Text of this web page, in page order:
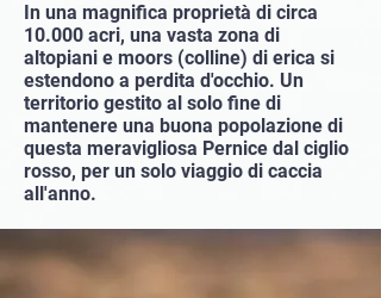
In una magnifica proprietà di circa
10.000 acri, una vasta zona di
altopiani e moors (colline) di erica si
estendono a perdita d'occhio. Un
territorio gestito al solo fine di
mantenere una buona popolazione di
questa meravigliosa Pernice dal ciglio
rosso, per un solo viaggio di caccia
all'anno.